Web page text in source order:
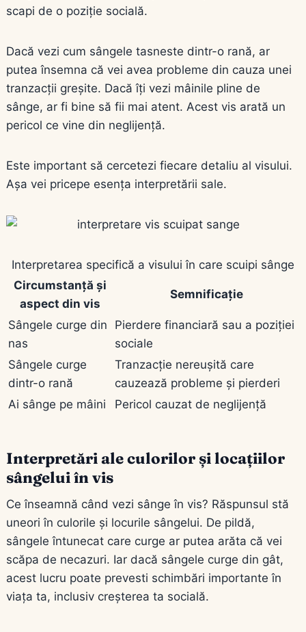
scapi de o poziție socială.
Dacă vezi cum sângele tasneste dintr-o rană, ar
putea însemna că vei avea probleme din cauza unei
tranzacții greșite. Dacă îți vezi mâinile pline de
sânge, ar fi bine să fii mai atent. Acest vis arată un
pericol ce vine din neglijență.
Este important să cercetezi fiecare detaliu al visului.
Așa vei pricepe esența interpretării sale.
Interpretarea specifică a visului în care scuipi sânge
Circumstanță și
aspect din vis
Semnificație
Sângele curge din
nas
Pierdere financiară sau a poziției
sociale
Sângele curge
dintr-o rană
Tranzacție nereușită care
cauzează probleme și pierderi
Ai sânge pe mâini
Pericol cauzat de neglijență
Interpretări ale culorilor și locațiilor
sângelui în vis
Ce înseamnă când vezi sânge în vis? Răspunsul stă
uneori în culorile și locurile sângelui. De pildă,
sângele întunecat care curge ar putea arăta că vei
scăpa de necazuri. Iar dacă sângele curge din gât,
acest lucru poate prevesti schimbări importante în
viața ta, inclusiv creșterea ta socială.